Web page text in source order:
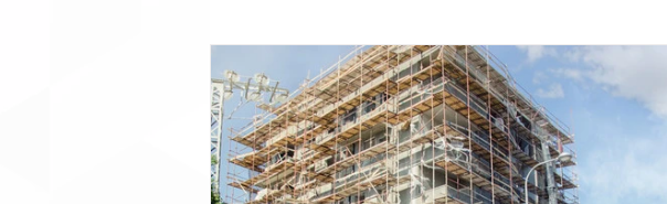
Promoteurs et sociétés de construct Groupes
Immobilier en Judée Samarie Gestion Locative